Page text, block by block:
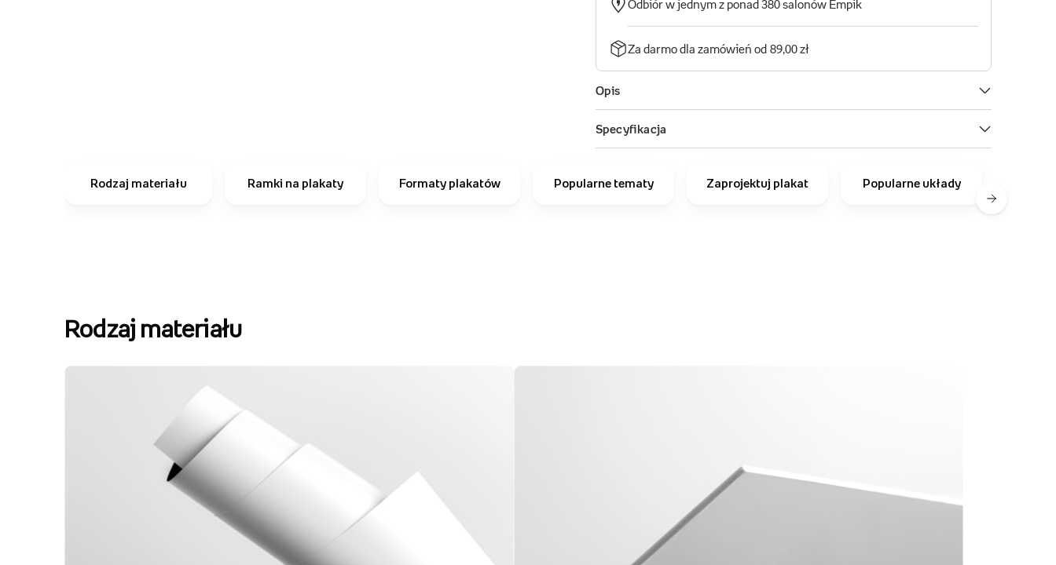
Rodzaj materiału Ramki na plakaty Formaty plakatów Popularne tematy Zaprojektuj plakat Popularne układy
Rodzaj materiału